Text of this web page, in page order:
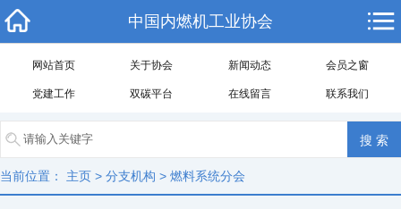
中国内燃机工业协会
网站首页 关于协会 新闻动态 会员之窗
党建工作 双碳平台 在线留言 联系我们
当前位置： 主页 > 分支机构 > 燃料系统分会